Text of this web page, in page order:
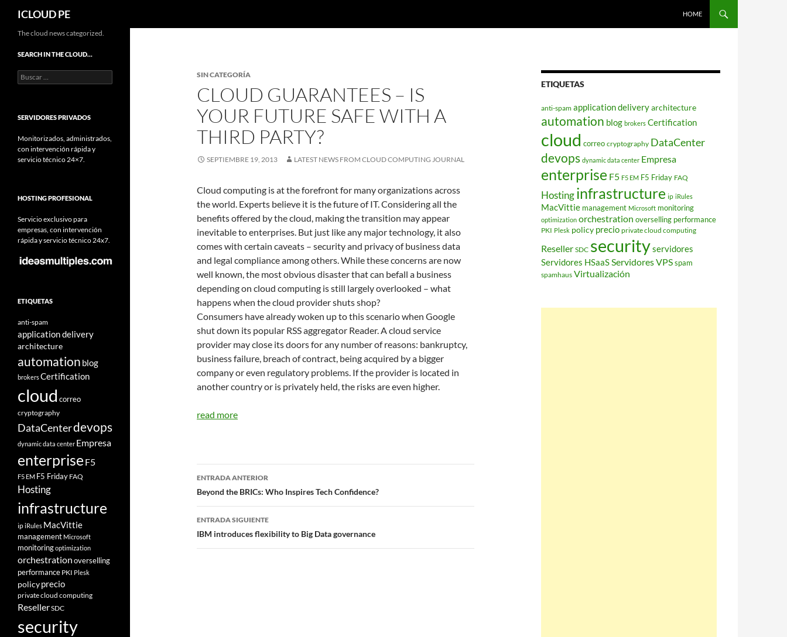
Saltar
contenido
ICLOUD PE HOME
SIN CATEGORÍA
CLOUD GUARANTEES – IS
YOUR FUTURE SAFE WITH A
THIRD PARTY?
SEPTIEMBRE 19, 2013 LATEST NEWS FROM CLOUD COMPUTING JOURNAL
Cloud computing is at the forefront for many organizations across
the world. Experts believe it is the future of IT. Considering all the
benefits offered by the cloud, making the transition may appear
inevitable to enterprises. But just like any major technology, it also
comes with certain caveats – security and privacy of business data
and legal compliance among others. While these concerns are now
well known, the most obvious disaster that can befall a business
depending on cloud computing is still largely overlooked – what
happens when the cloud provider shuts shop?
Consumers have already woken up to this scenario when Google
shut down its popular RSS aggregator Reader. A cloud service
provider may close its doors for any number of reasons: bankruptcy,
business failure, breach of contract, being acquired by a bigger
company or even regulatory problems. If the provider is located in
another country or is privately held, the risks are even higher.
read more
Navegador
de
entradas
ENTRADA ANTERIOR
Beyond the BRICs: Who Inspires Tech Confidence?
ENTRADA SIGUIENTE
IBM introduces flexibility to Big Data governance
ETIQUETAS
anti-spam application deliveryarchitecture
automation blog brokers Certification
cloud correo cryptography DataCenter
devops dynamic data center Empresa
enterprise F5 F5 EM F5 Friday FAQ
Hostinginfrastructure ip iRules
MacVittie management Microsoft monitoring
optimization orchestration overselling performance
PKI Plesk policy precio private cloud computing
Reseller SDC securityservidores
Servidores HSaaSServidores VPSspam
spamhaus Virtualización
The cloud news categorized.
SEARCH IN THE CLOUD…
Buscar:
SERVIDORES PRIVADOS
Monitorizados, administrados,
con intervención rápida y
servicio técnico 24×7.
HOSTING PROFESIONAL
Servicio exclusivo para
empresas, con intervención
rápida y servicio técnico 24x7.
ETIQUETAS
anti-spam
application delivery
architecture
automation blog
brokersCertification
cloud correo
cryptography
DataCenterdevops
dynamic data center Empresa
enterprise F5
F5 EM F5 Friday FAQ
Hosting
infrastructure
ipiRules MacVittie
management Microsoft
monitoringoptimization
orchestrationoverselling
performance PKI Plesk
policyprecio
private cloud computing
ResellerSDC
security